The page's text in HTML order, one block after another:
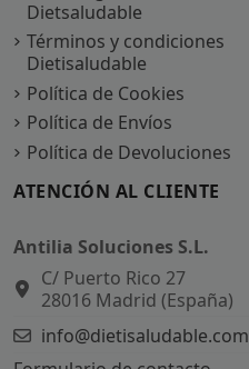
Dietsaludable
Términos y condiciones
Dietisaludable
Política de Cookies
Política de Envíos
Política de Devoluciones
ATENCIÓN AL CLIENTE
Antilia Soluciones S.L.
C/ Puerto Rico 27
28016 Madrid (España)
info@dietisaludable.com